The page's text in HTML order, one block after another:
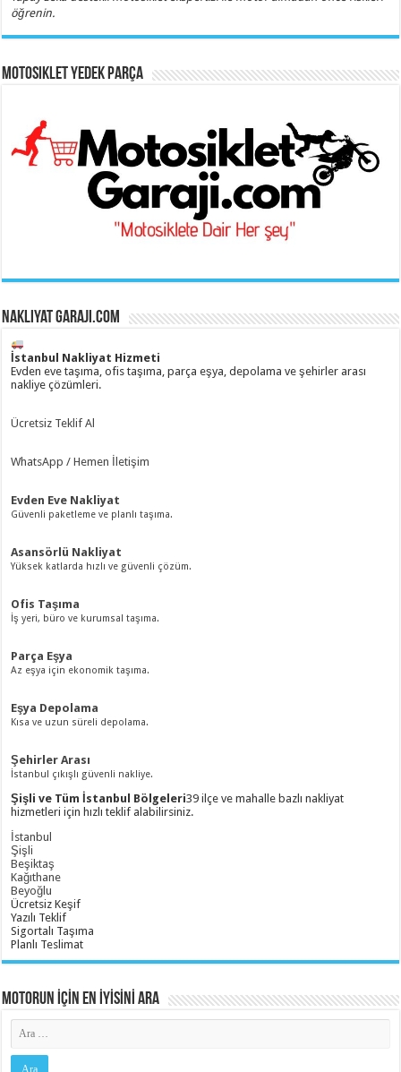
öğrenin.
Motosiklet Yedek Parça
Nakliyat Garaji.com
İstanbul Nakliyat Hizmeti
Evden eve taşıma, ofis taşıma, parça eşya, depolama ve şehirler arası
nakliye çözümleri.
Ücretsiz Teklif Al
WhatsApp / Hemen İletişim
Evden Eve Nakliyat
Güvenli paketleme ve planlı taşıma.
Asansörlü Nakliyat
Yüksek katlarda hızlı ve güvenli çözüm.
Ofis Taşıma
İş yeri, büro ve kurumsal taşıma.
Parça Eşya
Az eşya için ekonomik taşıma.
Eşya Depolama
Kısa ve uzun süreli depolama.
Şehirler Arası
İstanbul çıkışlı güvenli nakliye.
Şişli ve Tüm İstanbul Bölgeleri39 ilçe ve mahalle bazlı nakliyat
hizmetleri için hızlı teklif alabilirsiniz.
İstanbul
Şişli
Beşiktaş
Kağıthane
Beyoğlu
Ücretsiz Keşif
Yazılı Teklif
Sigortalı Taşıma
Planlı Teslimat
Motorun İçİn En İyİsİnİ Ara